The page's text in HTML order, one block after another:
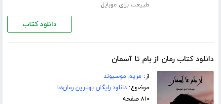
طبیعت برای موبایل
دانلود کتاب
دانلود کتاب رمان از بام تا آسمان
از: مریم موسیوند
موضوع:دانلود رایگان بهترین رمان‌ها
۸۱۰ صفحه